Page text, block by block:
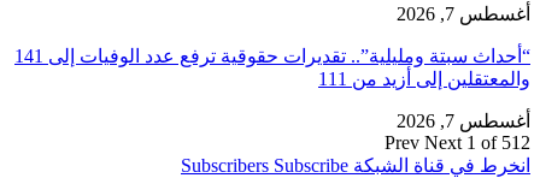
أغسطس 7, 2026
“أحداث سبتة ومليلية”.. تقديرات حقوقية ترفع عدد الوفيات إلى 141
والمعتقلين إلى أزيد من 111
أغسطس 7, 2026
Prev Next 1 of 512
انخرط في قناة الشبكة
Subscribers Subscribe